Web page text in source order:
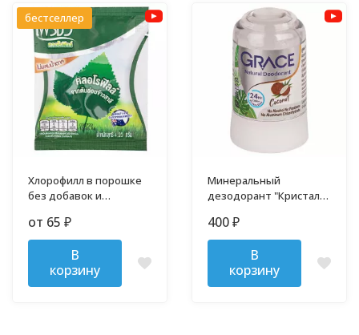
бестселлер
Хлорофилл в порошке
без добавок и
от 65 ₽
В
корзину
Минеральный
дезодорант "Кристалл"
400 ₽
В
корзину